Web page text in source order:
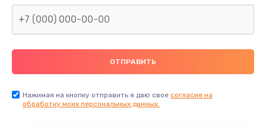
1095 руб.
Заказать
Нажимая на кнопку отправить я даю свое согласие на
обработку моих персональных данных.